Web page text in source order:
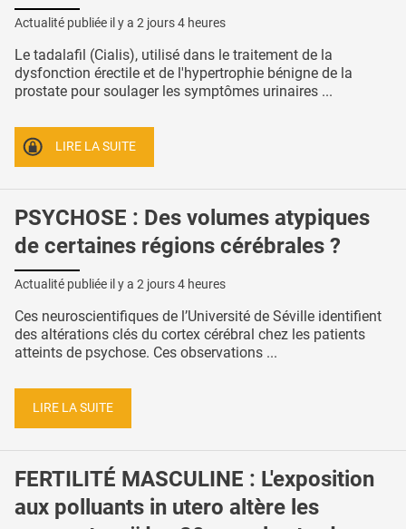
Actualité publiée il y a 2 jours 4 heures
Le tadalafil (Cialis), utilisé dans le traitement de la
dysfonction érectile et de l'hypertrophie bénigne de la
prostate pour soulager les symptômes urinaires ...
LIRE LA SUITE
PSYCHOSE : Des volumes atypiques
de certaines régions cérébrales ?
Actualité publiée il y a 2 jours 4 heures
Ces neuroscientifiques de l’Université de Séville identifient
des altérations clés du cortex cérébral chez les patients
atteints de psychose. Ces observations ...
LIRE LA SUITE
FERTILITÉ MASCULINE : L'exposition
aux polluants in utero altère les